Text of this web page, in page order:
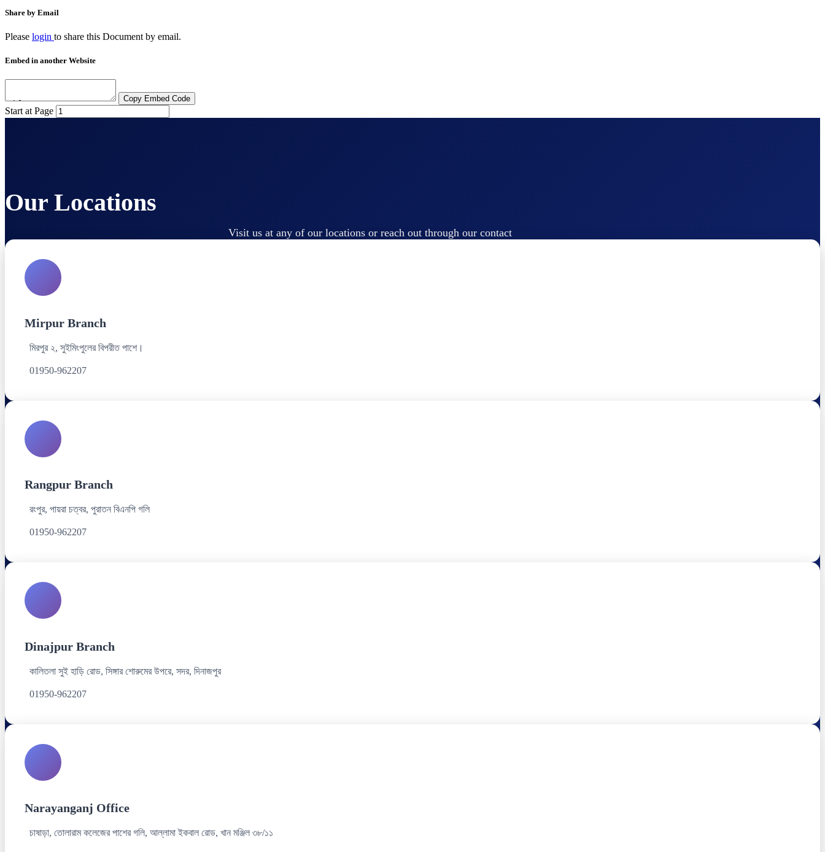
Share by Email
Please login to share this Document by email.
Embed in another Website
Copy Embed Code
Start at Page
Our Locations
Visit us at any of our locations or reach out through our contact
Mirpur Branch
মিরপুর ২, সুইমিংপুলের বিপরীত পাশে।
01950-962207
Rangpur Branch
রংপুর, পায়রা চত্বর, পুরাতন বিএনপি গলি
01950-962207
Dinajpur Branch
কালিতলা সুই হাড়ি রোড, সিঙ্গার শোরুমের উপরে, সদর, দিনাজপুর
01950-962207
Narayanganj Office
চাষাড়া, তোলারাম কলেজের পাশের গলি, আল্লামা ইকবাল রোড, খান মঞ্জিল ৩৮/১১